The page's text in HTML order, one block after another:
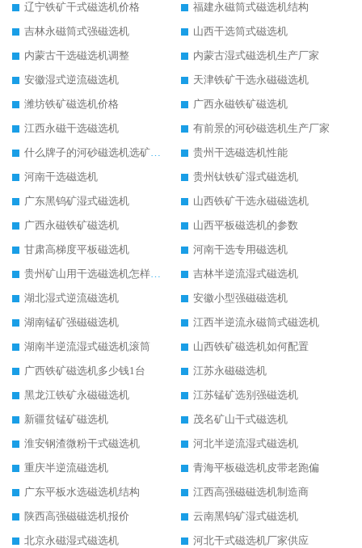
辽宁铁矿干式磁选机价格
福建永磁筒式磁选机结构
吉林永磁筒式强磁选机
山西干选筒式磁选机
内蒙古干选磁选机调整
内蒙古湿式磁选机生产厂家
安徽湿式逆流磁选机
天津铁矿干选永磁磁选机
潍坊铁矿磁选机价格
广西永磁铁矿磁选机
江西永磁干选磁选机
有前景的河砂磁选机生产厂家
什么牌子的河砂磁选机选矿效果好
贵州干选磁选机性能
河南干选磁选机
贵州钛铁矿湿式磁选机
广东黑钨矿湿式磁选机
山西铁矿干选永磁磁选机
广西永磁铁矿磁选机
山西平板磁选机的参数
甘肃高梯度平板磁选机
河南干选专用磁选机
贵州矿山用干选磁选机怎样调磁
吉林半逆流湿式磁选机
湖北湿式逆流磁选机
安徽小型强磁磁选机
湖南锰矿强磁磁选机
江西半逆流永磁筒式磁选机
湖南半逆流湿式磁选机滚筒
山西铁矿磁选机如何配置
广西铁矿磁选机多少钱1台
江苏永磁磁选机
黑龙江铁矿永磁磁选机
江苏锰矿选别强磁选机
新疆贫锰矿磁选机
茂名矿山干式磁选机
淮安钢渣微粉干式磁选机
河北半逆流湿式磁选机
重庆半逆流磁选机
青海平板磁选机皮带老跑偏
广东平板水选磁选机结构
江西高强磁磁选机制造商
陕西高强磁磁选机报价
云南黑钨矿湿式磁选机
北京永磁湿式磁选机
河北干式磁选机厂家供应